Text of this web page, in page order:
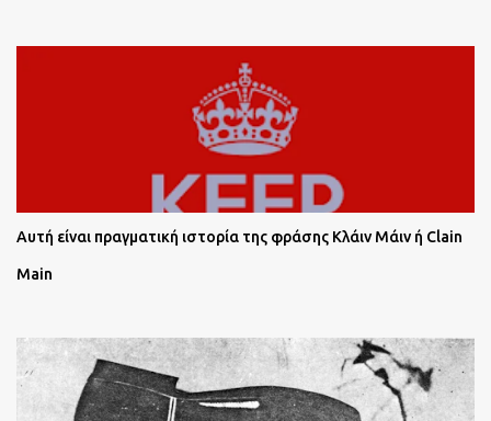
Αυτή είναι πραγματική ιστορία της φράσης Κλάιν Μάιν ή Clain
Main